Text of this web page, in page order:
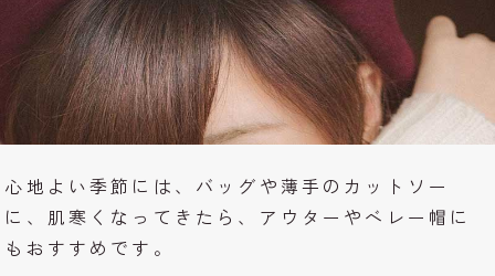
心地よい季節には、バッグや薄手のカットソー
に、肌寒くなってきたら、アウターやベレー帽に
もおすすめです。